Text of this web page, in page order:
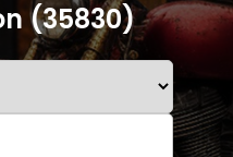
(35830)